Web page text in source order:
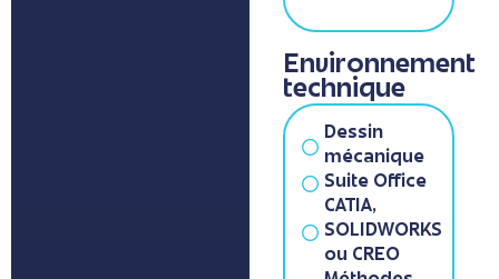
Environnement
technique
Dessin
mécanique
Suite Office
CATIA,
SOLIDWORKS
ou CREO